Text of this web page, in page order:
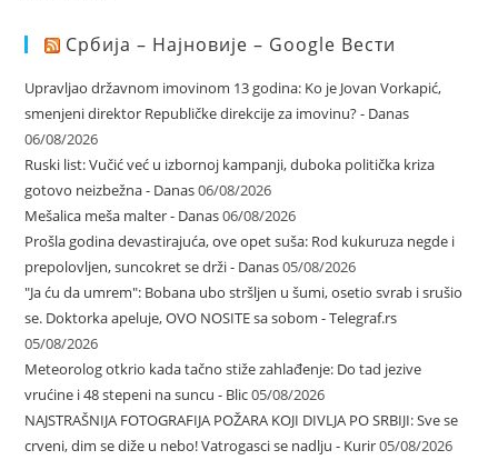
Србија – Најновије – Google Вести
Upravljao državnom imovinom 13 godina: Ko je Jovan Vorkapić,
smenjeni direktor Republičke direkcije za imovinu? - Danas
06/08/2026
Ruski list: Vučić već u izbornoj kampanji, duboka politička kriza
gotovo neizbežna - Danas06/08/2026
Mešalica meša malter - Danas06/08/2026
Prošla godina devastirajuća, ove opet suša: Rod kukuruza negde i
prepolovljen, suncokret se drži - Danas05/08/2026
"Ja ću da umrem": Bobana ubo stršljen u šumi, osetio svrab i srušio
se. Doktorka apeluje, OVO NOSITE sa sobom - Telegraf.rs
05/08/2026
Meteorolog otkrio kada tačno stiže zahlađenje: Do tad jezive
vrućine i 48 stepeni na suncu - Blic05/08/2026
NAJSTRAŠNIJA FOTOGRAFIJA POŽARA KOJI DIVLJA PO SRBIJI: Sve se
crveni, dim se diže u nebo! Vatrogasci se nadlju - Kurir05/08/2026